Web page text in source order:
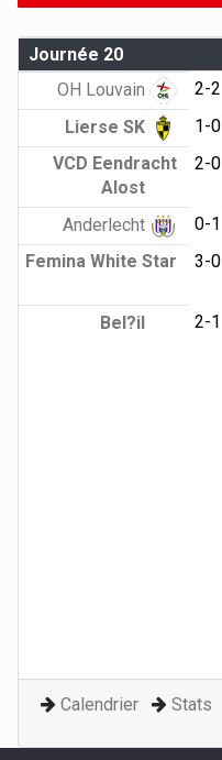
Journée 20
OH Louvain
2-2
Lierse SK
1-0
VCD Eendracht
Alost
2-0
Anderlecht
0-1
Femina White Star
3-0
Bel?il 2-1
Calendrier Stats